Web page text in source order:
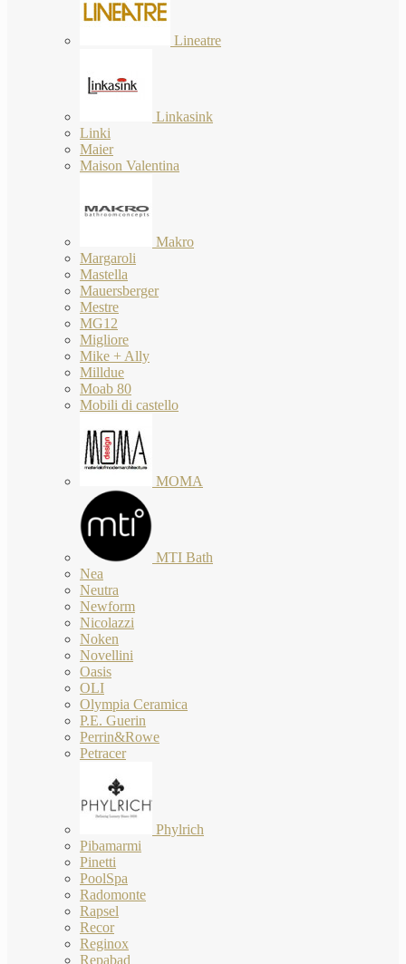
Lineatre
Linkasink
Linki
Maier
Maison Valentina
Makro
Margaroli
Mastella
Mauersberger
Mestre
MG12
Migliore
Mike + Ally
Milldue
Moab 80
Mobili di castello
MOMA
MTI Bath
Nea
Neutra
Newform
Nicolazzi
Noken
Novellini
Oasis
OLI
Olympia Ceramica
P.E. Guerin
Perrin&Rowe
Petracer
Phylrich
Pibamarmi
Pinetti
PoolSpa
Radomonte
Rapsel
Recor
Reginox
Repabad